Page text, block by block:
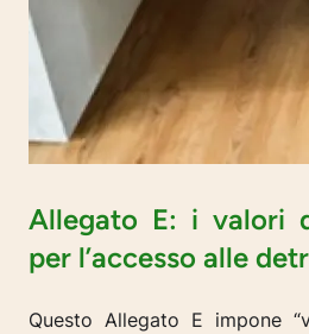
Allegato E: i valori
per l’accesso alle
Questo Allegato E impone